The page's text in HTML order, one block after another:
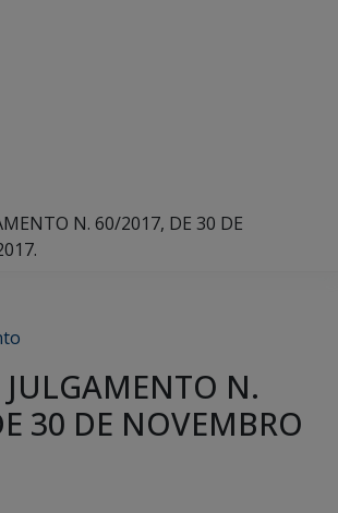
N. 60/2017, DE 30 DE
JULGAMENTO N.
30 DE NOVEMBRO